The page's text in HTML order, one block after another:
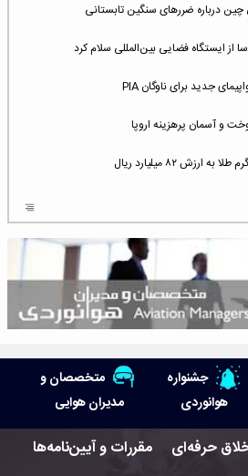
درباره ضررهای سنگین تابستانی
از ایستگاه فضایی بین‌المللی سلام کرد
و آسمان پرهزینه اروپا
استارشیپ اسپیس‌ایکس [جمعه ساعت ۰۱:۴۵]
موتورهای هواپیما شد
سمنان
آموزش رایگان و حقوق ۱۲۷ هزار دلاری
جشنواره
هوانوردی
متخصصان و
مدیران هوایی
حرفه‌ای
مقررات و آیین‌نامه‌ها